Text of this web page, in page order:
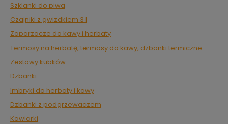
Szklanki do piwa
Czajniki z gwizdkiem 3 l
Zaparzacze do kawy i herbaty
Termosy na herbatę, termosy do kawy, dzbanki termiczne
Zestawy kubków
Dzbanki
Imbryki do herbaty i kawy
Dzbanki z podgrzewaczem
Kawiarki